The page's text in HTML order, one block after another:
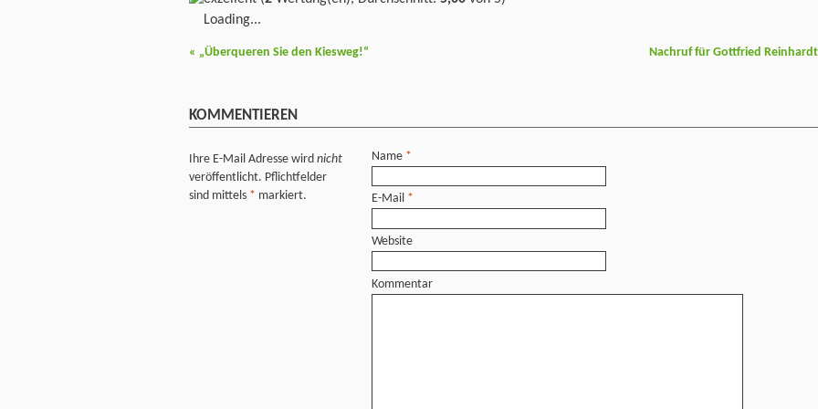
Loading...
« „Überqueren Sie den Kiesweg!“ Nachruf für Gottfried
KOMMENTIEREN
Ihre E-Mail Adresse wird nicht
veröffentlicht. Pflichtfelder
sind mittels * markiert.
Name *
E-Mail *
Website
Kommentar